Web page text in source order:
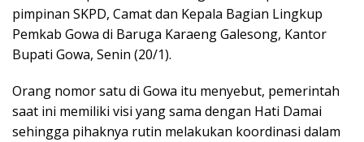
pimpinan SKPD, Camat dan Kepala Bagian Lingkup
Pemkab Gowa di Baruga Karaeng Galesong, Kantor
Bupati Gowa, Senin (20/1).
Orang nomor satu di Gowa itu menyebut, pemerintah
saat ini memiliki visi yang sama dengan Hati Damai
sehingga pihaknya rutin melakukan koordinasi dalam